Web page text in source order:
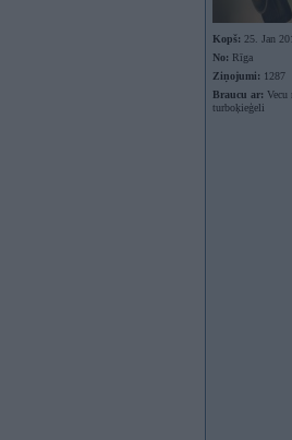
Kopš: 25. Jan
No: Rīga
Ziņojumi: 1287
Braucu ar: Vecu
turboķieģeli